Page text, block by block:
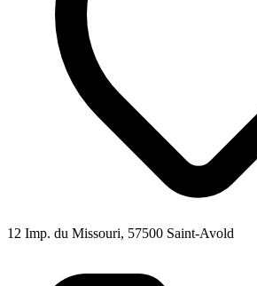
12 Imp. du Missouri, 57500 Saint-Avold